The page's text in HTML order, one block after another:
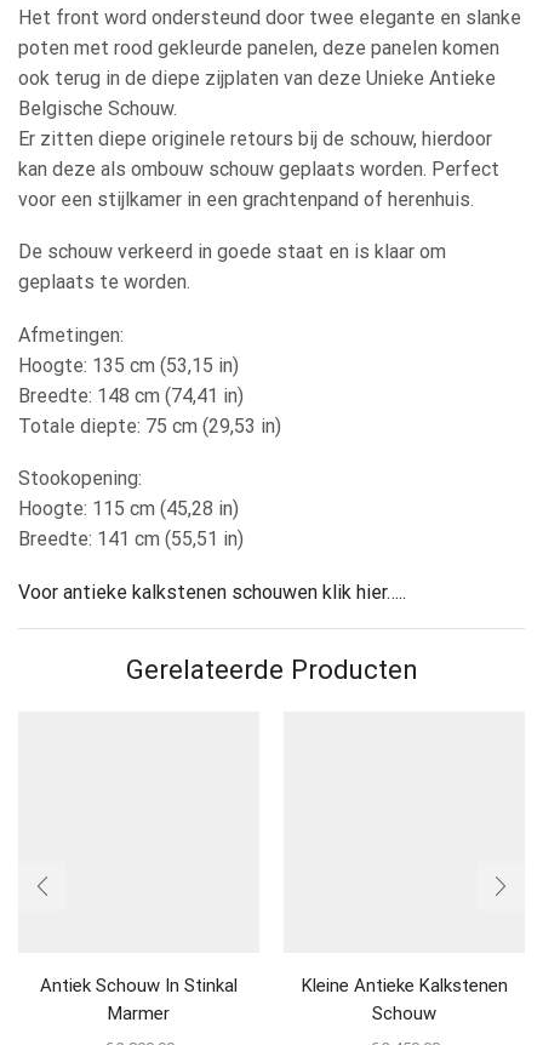
Het front word ondersteund door twee elegante en slanke
poten met rood gekleurde panelen, deze panelen komen
ook terug in de diepe zijplaten van deze Unieke Antieke
Belgische Schouw.
Er zitten diepe originele retours bij de schouw, hierdoor
kan deze als ombouw schouw geplaats worden. Perfect
voor een stijlkamer in een grachtenpand of herenhuis.
De schouw verkeerd in goede staat en is klaar om
geplaats te worden.
Afmetingen:
Hoogte: 135 cm (53,15 in)
Breedte: 148 cm (74,41 in)
Totale diepte: 75 cm (29,53 in)
Stookopening:
Hoogte: 115 cm (45,28 in)
Breedte: 141 cm (55,51 in)
Voor antieke kalkstenen schouwen klik hier…..
Gerelateerde Producten
Antiek Schouw In Stinkal
Marmer
Kleine Antieke Kalkstenen
Schouw